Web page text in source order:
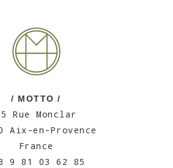
/ MOTTO /
Rue Monclar
Aix-en-Provence
France
9 81 03 62 85